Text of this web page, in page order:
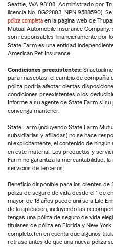
Seattle, WA 98108. Administrado por
licencia No. 0G22803, NPN 9588590).
póliza completa en la página web de
Mutual Automobile Insurance
son responsables financieramente por
State Farm es una entidad
American Pet Insurance.
Condiciones preexistentes: Si
para mascotas, el cambio de compañía
póliza podría afectar ciertas
condiciones preexistentes o los
Informe a su agente de State Farm si
convenga mantener.
State Farm (incluyendo State Farm
subsidiarias y afiliadas) no se hace
ni explícitamente, el contenido de
en este material. Los productos y
Farm no garantiza la mercantabilidad,
servicios de terceros.
Beneficio disponible para los clientes
póliza de seguro de vida desde el 1 de
mayor de 18 años puede unirse a Life
de la aplicación, incluyendo las
tengas una póliza de seguro de vida
titulares de póliza en Florida y New
completo.Ten en cuenta que algunos
retraso antes de que una nueva póliza